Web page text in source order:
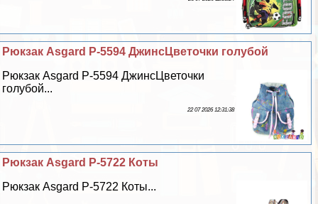
Рюкзак Asgard Р-5594 ДжинсЦветочки гoлyбой
Рюкзак Asgard Р-5594 ДжинсЦветочки
гoлyбой...
22 07 2026 12:31:38
Рюкзак Asgard Р-5722 Коты
Рюкзак Asgard Р-5722 Коты...